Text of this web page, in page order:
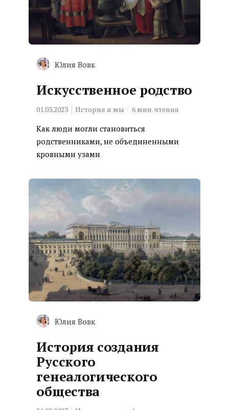
Юлия Вовк
Искусственное родство
01.03.2023 История и мы 6 мин. чтения
Как люди могли становиться
родственниками, не объединенными
кровными узами
Юлия Вовк
История создания
Русского
генеалогического
общества